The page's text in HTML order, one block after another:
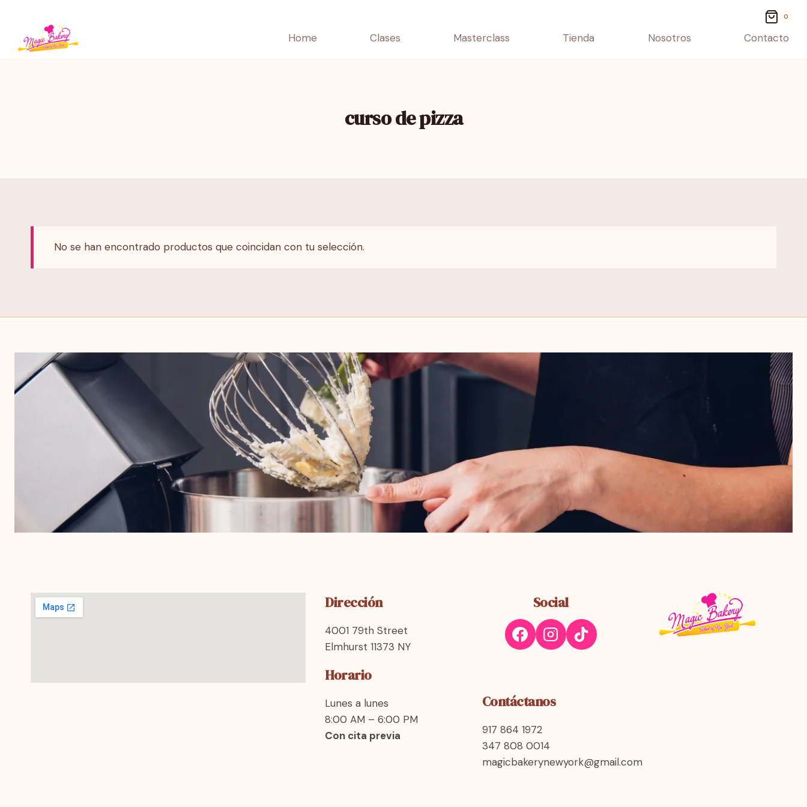
contenido
0
Home Clases Masterclass Tienda Nosotros Contacto
curso de pizza
No se han encontrado productos que coincidan con tu selección.
Dirección
4001 79th Street
Elmhurst 11373 NY
Horario
Lunes a lunes
8:00 AM – 6:00 PM
Con cita previa
Social
Contáctanos
917 864 1972
347 808 0014
magicbakerynewyork@gmail.com